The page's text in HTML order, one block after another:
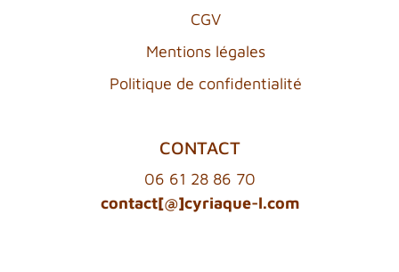
CGV
Mentions légales
Politique de confidentialité
CONTACT
06 61 28 86 70
contact[@]cyriaque-l.com